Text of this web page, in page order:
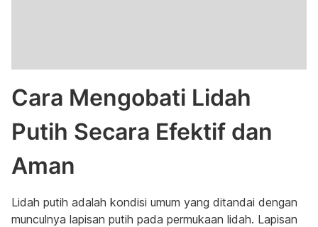
Cara Mengobati Lidah
Putih Secara Efektif dan
Aman
Lidah putih adalah kondisi umum yang ditandai dengan
munculnya lapisan putih pada permukaan lidah. Lapisan